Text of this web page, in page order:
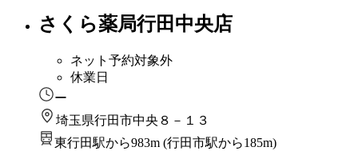
さくら薬局行田中央店
ネット予約対象外
休業日
ー
埼玉県行田市中央８－１３
東行田駅から983m (行田市駅から185m)